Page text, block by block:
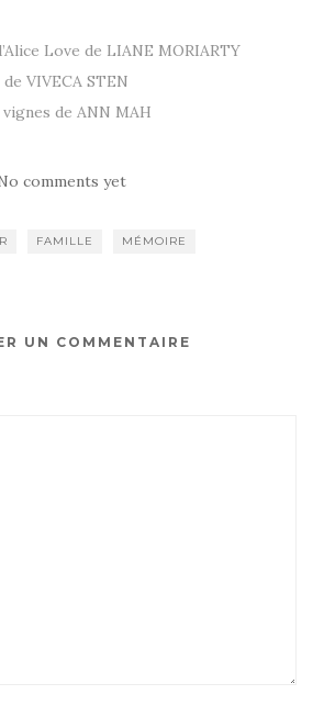
Love de LIANE MORIARTY
VIVECA STEN
de ANN MAH
comments yet
FAMILLE MÉMOIRE
UN COMMENTAIRE